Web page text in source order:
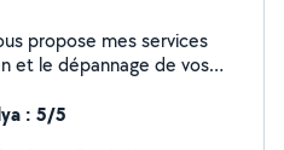
et le dépannage de vos
: 5/5